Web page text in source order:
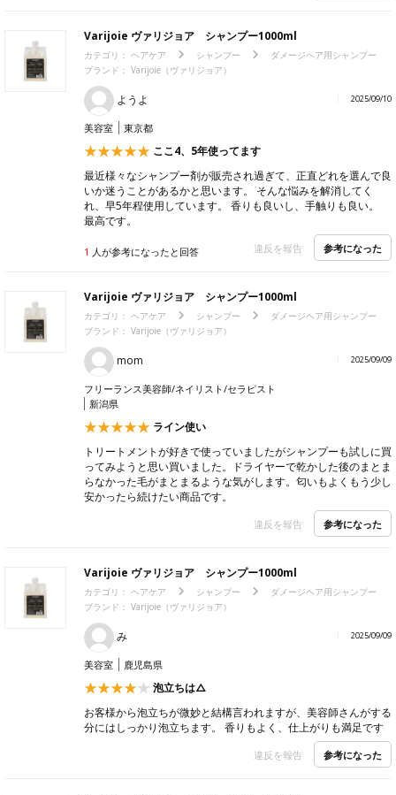
Varijoie ヴァリジョア シャンプー1000ml
カテゴリ： ヘアケア シャンプー
ダメージヘア用シャンプー
ブランド： Varijoie（ヴァリジョア）
ようよ 2025/09/10
美容室 東京都
ここ4、5年使ってます
最近様々なシャンプー剤が販売され過ぎて、正直どれを選んで良
いか迷うことがあるかと思います。 そんな悩みを解消してく
れ、早5年程使用しています。 香りも良いし、手触りも良い。
最高です。
1 人が参考になったと回答 違反を報告 参考になった
Varijoie ヴァリジョア シャンプー1000ml
カテゴリ： ヘアケア シャンプー
ダメージヘア用シャンプー
ブランド： Varijoie（ヴァリジョア）
mom 2025/09/09
フリーランス美容師/ネイリスト/セラピスト
新潟県
ライン使い
トリートメントが好きで使っていましたがシャンプーも試しに買
ってみようと思い買いました。ドライヤーで乾かした後のまとま
らなかった毛がまとまるような気がします。匂いもよくもう少し
安かったら続けたい商品です。
違反を報告 参考になった
Varijoie ヴァリジョア シャンプー1000ml
カテゴリ： ヘアケア シャンプー
ダメージヘア用シャンプー
ブランド： Varijoie（ヴァリジョア）
み 2025/09/09
美容室 鹿児島県
泡立ちは△
お客様から泡立ちが微妙と結構言われますが、美容師さんがする
分にはしっかり泡立ちます。 香りもよく、仕上がりも満足です
違反を報告 参考になった